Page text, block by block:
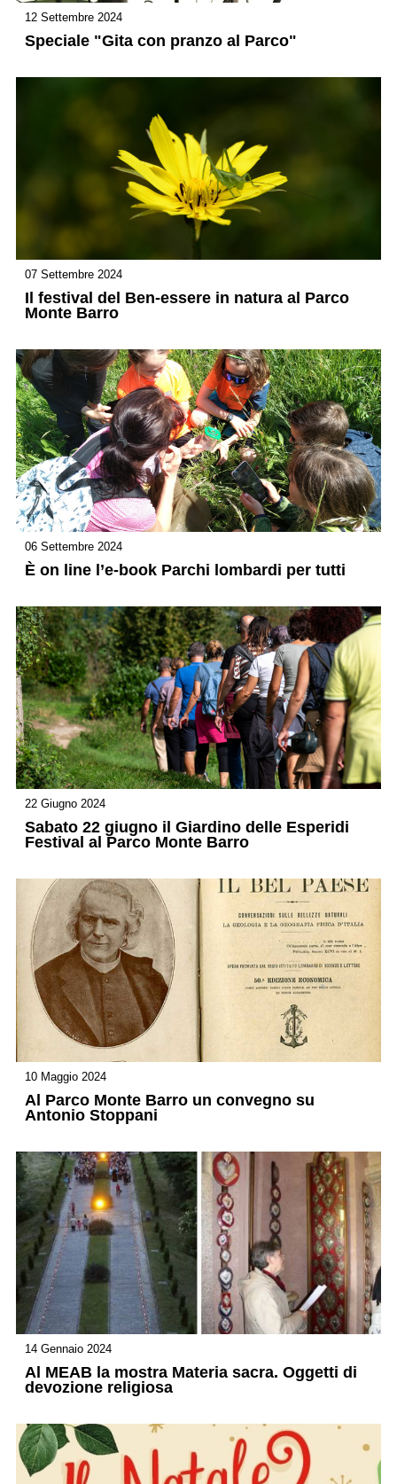
12 Settembre 2024
Speciale "Gita con pranzo al Parco"
07 Settembre 2024
Il festival del Ben-essere in natura al Parco
Monte Barro
06 Settembre 2024
È on line l’e-book Parchi lombardi per tutti
22 Giugno 2024
Sabato 22 giugno il Giardino delle Esperidi
Festival al Parco Monte Barro
10 Maggio 2024
Al Parco Monte Barro un convegno su
Antonio Stoppani
14 Gennaio 2024
Al MEAB la mostra Materia sacra. Oggetti di
devozione religiosa